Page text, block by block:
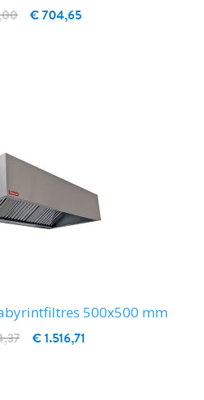
€ 704,65
500x500 mm
€ 1.516,71